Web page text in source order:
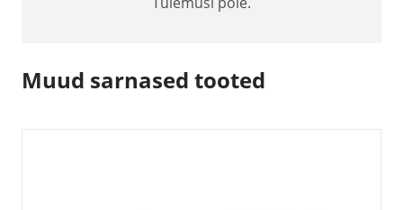
Muud sarnased tooted